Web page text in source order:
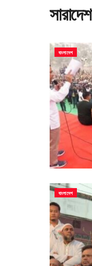
সারাদেশ
বাংলাদেশ
বাংলাদেশ